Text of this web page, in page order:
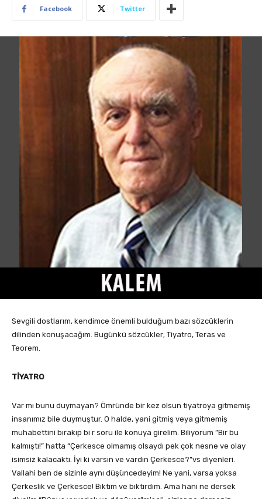
Facebook Twitter
Sevgili dostlarım, kendimce önemli bulduğum bazı sözcüklerin
dilinden konuşacağım. Bugünkü sözcükler; Tiyatro, Teras ve
Teorem.
TİYATRO
Var mı bunu duymayan? Ömründe bir kez olsun tiyatroya gitmemiş
insanımız bile duymuştur. O halde, yani gitmiş veya gitmemiş
muhabettini bırakıp bi r soru ile konuya girelim. Biliyorum ”Bir bu
kalmıştı!” hatta “Çerkesce olmamış olsaydı pek çok nesne ve olay
isimsiz kalacaktı. İyi ki varsın ve vardın Çerkesce?”vs diyenleri.
Vallahi ben de sizinle aynı düşüncedeyim! Ne yani, varsa yoksa
Çerkeslik ve Çerkesce! Bıktım ve bıktırdım. Ama hani ne dersek